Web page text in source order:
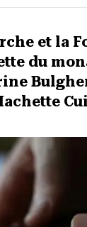
et la
du